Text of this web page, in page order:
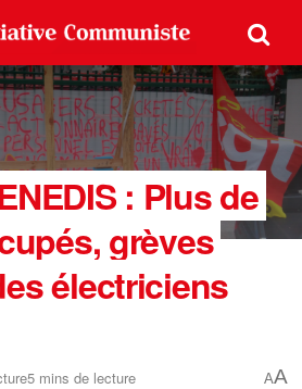
: Plus de
grèves
électriciens
mins de lecture AA